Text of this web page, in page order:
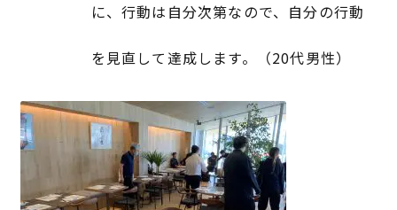
に、行動は自分次第なので、自分の行動
を見直して達成します。（20代男性）